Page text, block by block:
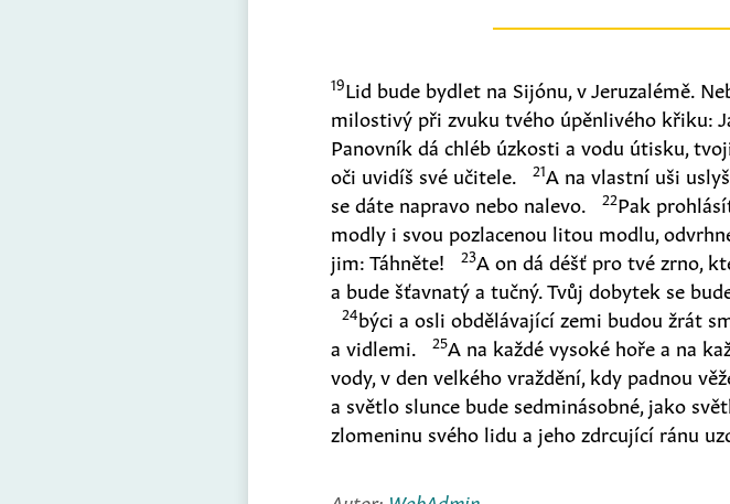
19Lid bude bydlet na Sijónu, v Jeruzalémě.
milostivý při zvuku tvého úpěnlivého křiku:
Panovník dá chléb úzkosti a vodu útisku,
oči uvidíš své učitele.
21A na vlastní uši
se dáte napravo nebo nalevo.
22Pak
modly i svou pozlacenou litou modlu,
jim: Táhněte!
23A on dá déšť pro tvé zrno,
a bude šťavnatý a tučný. Tvůj dobytek se
24býci a osli obdělávající zemi budou žrát
a vidlemi.
25A na každé vysoké hoře a na
vody, v den velkého vraždění, kdy padnou
a světlo slunce bude sedminásobné, jako
zlomeninu svého lidu a jeho zdrcující ránu